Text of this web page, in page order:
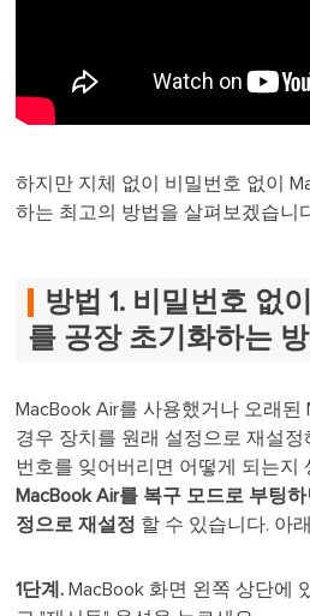
하지만 지체 없이 비밀번호 없이
하는 최고의 방법을 살펴보겠습니
방법 1. 비밀번호 없
를 공장 초기화하는 방
MacBook Air를 사용했거나 오래된
경우 장치를 원래 설정으로 재설정
번호를 잊어버리면 어떻게 되는지
MacBook Air를 복구 모드로 부팅
정으로 재설정 할 수 있습니다. 아
1단계. MacBook 화면 왼쪽 상단에